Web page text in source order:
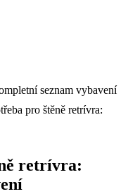
pro štěně retrívra:
retrívra: